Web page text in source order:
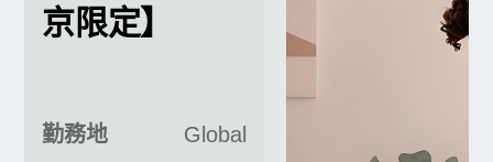
京限定】
勤務地 Global